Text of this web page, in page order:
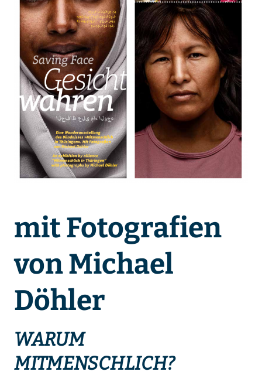
mit Fotografien
von Michael
Döhler
WARUM
MITMENSCHLICH?